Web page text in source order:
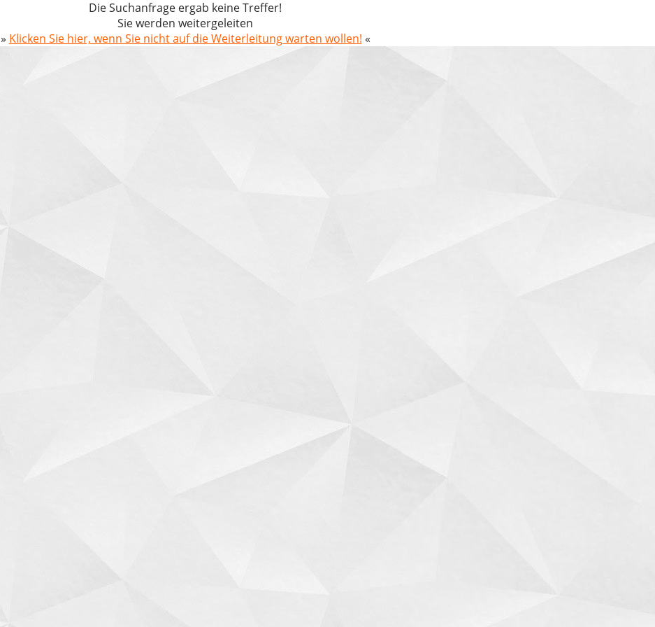
Die Suchanfrage ergab keine Treffer!
Sie werden weitergeleiten
» Klicken Sie hier, wenn Sie nicht auf die Weiterleitung warten wollen! «